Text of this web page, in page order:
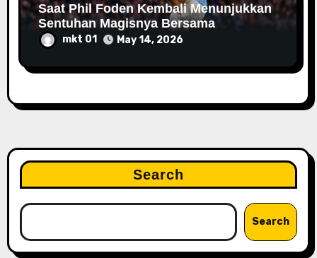
Saat Phil Foden Kembali Menunjukkan
Sentuhan Magisnya Bersama
Manchester City
mkt 01 May 14, 2026
Search
Search